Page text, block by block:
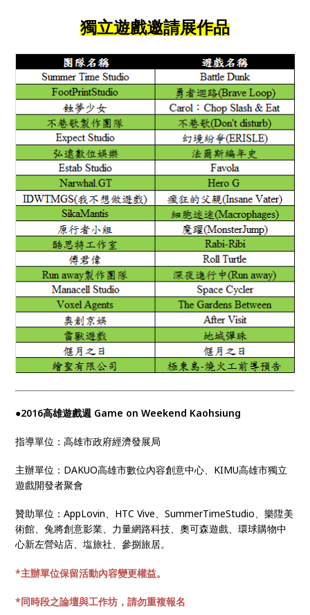
獨立遊戲邀請展作品
●2016高雄遊戲週 Game on Weekend Kaohsiung
指導單位：高雄市政府經濟發展局
主辦單位：DAKUO高雄市數位內容創意中心、KIMU高雄市獨立
遊戲開發者聚會
贊助單位：AppLovin、HTC Vive 、SummerTimeStudio 、樂陞美
術館、兔將創意影業、力量網路科技、奧可森遊戲、環球購物中
心新左營站店 、塩旅社、參捌旅居。
*主辦單位保留活動內容變更權益。
*同時段之論壇與工作坊，請勿重複報名